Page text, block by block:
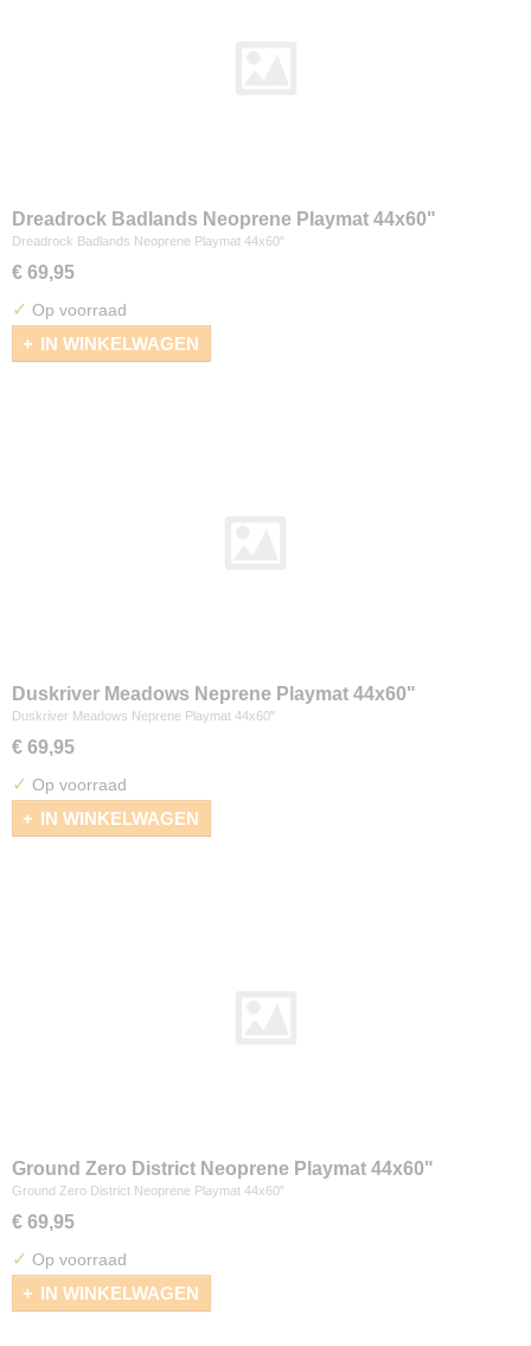
Dreadrock Badlands Neoprene Playmat 44x60"
Dreadrock Badlands Neoprene Playmat 44x60"
€ 69,95
✓ Op voorraad
IN WINKELWAGEN
Duskriver Meadows Neprene Playmat 44x60"
Duskriver Meadows Neprene Playmat 44x60"
€ 69,95
✓ Op voorraad
IN WINKELWAGEN
Ground Zero District Neoprene Playmat 44x60"
Ground Zero District Neoprene Playmat 44x60"
€ 69,95
✓ Op voorraad
IN WINKELWAGEN